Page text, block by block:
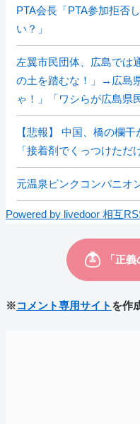
PTA会長「PTA参加拒否
い？」
左翼市民団体、広島では
の土を踏むな！」→広島
ゃ！」「ワシらが広島県
【悲報】 中国、橋の欄
「接着剤でくっつけただ
元温泉ピンクコンパニオ
Powered by livedoor 相互
※コメント専用サイト を作